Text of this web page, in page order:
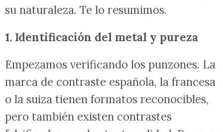
su naturaleza. Te lo resumimos.
1. Identificación del metal y pureza
Empezamos verificando los punzones. La
marca de contraste española, la francesa
o la suiza tienen formatos reconocibles,
pero también existen contrastes